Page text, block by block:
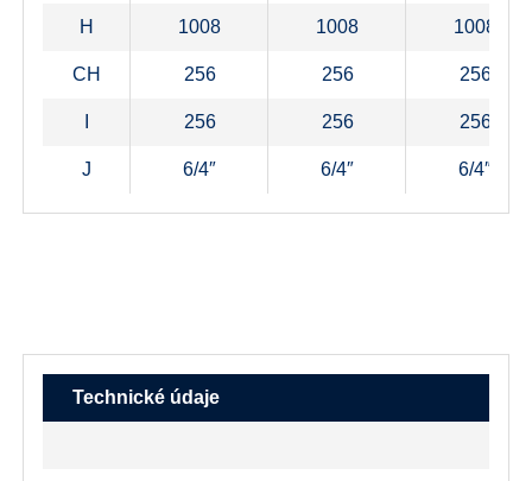
H 1008 1008 1008
CH 256 256 256
256 256 256
J 6/4″ 6/4″ 6/4″
Technické údaje